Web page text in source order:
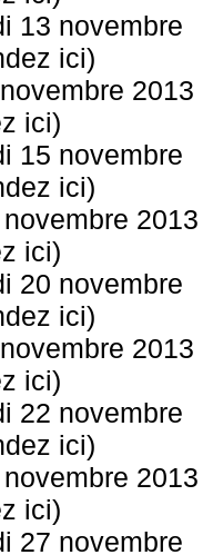
13 novembre
ici)
2013
ici)
15 novembre
ici)
2013
ici)
20 novembre
ici)
2013
ici)
22 novembre
ici)
2013
ici)
27 novembre